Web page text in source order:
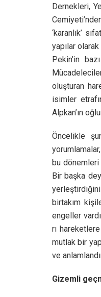
Dernekleri,
‘karanlık’
yapılar
Pekin’in
oluşturan
isimler
Alpkan’ın
Öncelikle
bu
Bir başka
yerleştirdiğini
birtakım
engeller
rı
mutlak bir
ve
Gizemli